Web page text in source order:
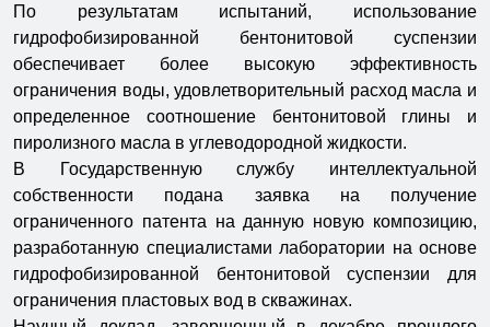
По результатам испытаний, использование
гидрофобизированной бентонитовой суспензии
обеспечивает более высокую эффективность
ограничения воды, удовлетворительный расход масла и
определенное соотношение бентонитовой глины и
пиролизного масла в углеводородной жидкости.
В Государственную службу интеллектуальной
собственности подана заявка на получение
ограниченного патента на данную новую композицию,
разработанную специалистами лаборатории на основе
гидрофобизированной бентонитовой суспензии для
ограничения пластовых вод в скважинах.